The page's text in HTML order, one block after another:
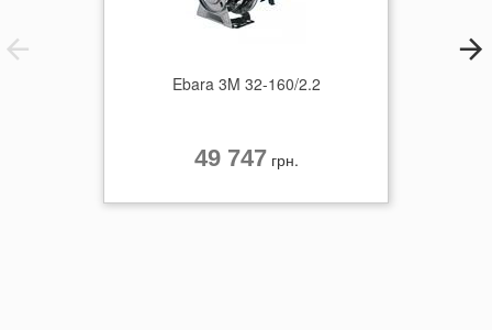
Ebara 3M 32-160/2.2
49 747 грн.